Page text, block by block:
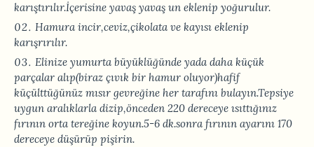
karıştırılır.İçerisine yavaş yavaş un eklenip yoğurulur.
Hamura incir,ceviz,çikolata ve kayısı eklenip
karışrırılır.
Elinize yumurta büyüklüğünde yada daha küçük
parçalar alıp(biraz çıvık bir hamur oluyor)hafif
küçülttüğünüz mısır gevreğine her tarafını bulayın.Tepsiye
uygun aralıklarla dizip,önceden 220 dereceye ısıttığınız
fırının orta tereğine koyun.5-6 dk.sonra fırının ayarını 170
dereceye düşürüp pişirin.